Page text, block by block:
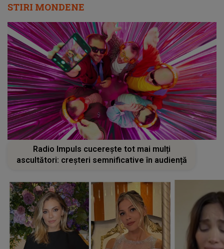
STIRI MONDENE
Radio Impuls cucerește tot mai mulți
ascultători: creșteri semnificative în audiență